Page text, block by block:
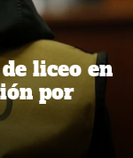
liceo en
por